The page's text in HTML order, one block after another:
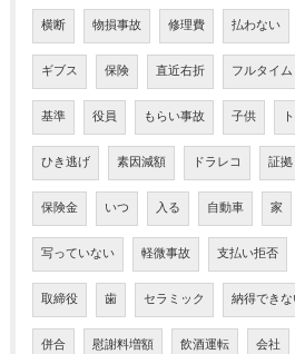
横断 物損事故 修理費 払わない
ギブス 保険 直近右折 フルタイム
基準 役員 もらい事故 子供
ひき逃げ 素因減額 ドラレコ 証拠
保険金 いつ 入る 自動車 家
写っていない 軽微事故 支払い拒否
取締役 歯 セラミック 納得でき
併合 慰謝料増額 飲酒運転 会社